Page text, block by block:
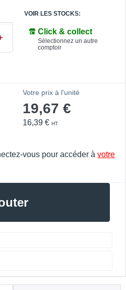
VOIR LES STOCKS:
Click & collect
Sélectionnez un autre
comptoir
Votre prix à l'unité
19,67 €
16,39 € HT
vous pour accéder àvotre